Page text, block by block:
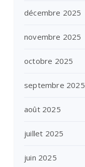
décembre 2025
novembre 2025
octobre 2025
septembre 2025
août 2025
juillet 2025
juin 2025